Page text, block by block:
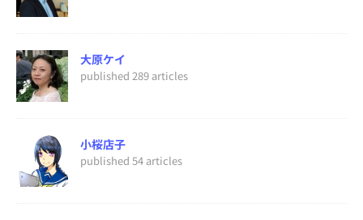
大原ケイ
published 289 articles
小桜店子
published 54 articles